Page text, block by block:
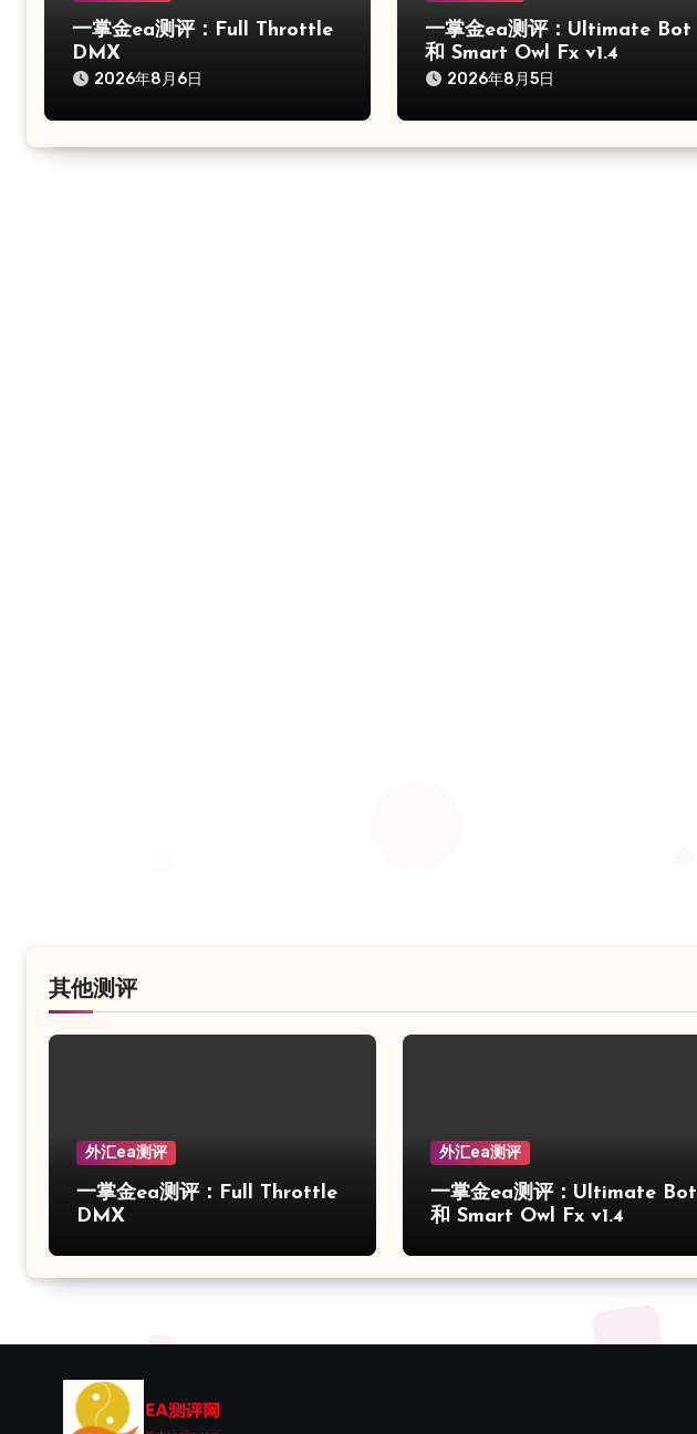
一掌金ea测评：Full Throttle
DMX
2026年8月6日
一掌金ea测评：Ultimate Bot
和 Smart Owl Fx v1.4
2026年8月5日
其他测评
外汇ea测评
一掌金ea测评：Full Throttle
DMX
外汇ea测评
一掌金ea测评：Ultimate Bot
和 Smart Owl Fx v1.4